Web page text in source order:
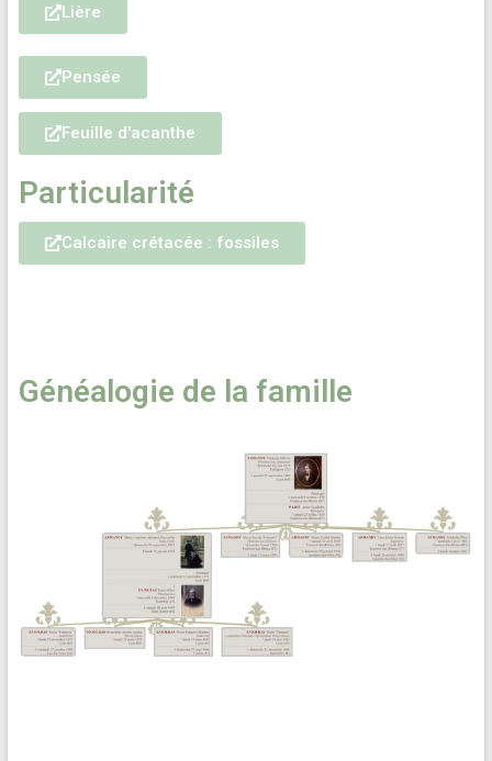
Lière
Pensée
Feuille d'acanthe
Particularité
Calcaire crétacée : fossiles
Généalogie de la famille